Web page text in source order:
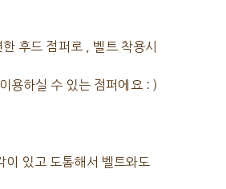
후드 점퍼로 , 벨트 착용시
용하실 수 있는 점퍼에요 : )
이 있고 도톰해서 벨트와도